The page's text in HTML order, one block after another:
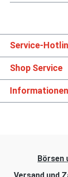
Service-
Shop Service
Informationen
Börsen